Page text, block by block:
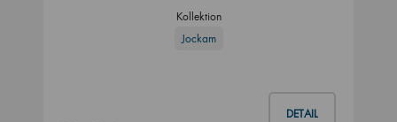
Kollektion
Jockam
DETAIL